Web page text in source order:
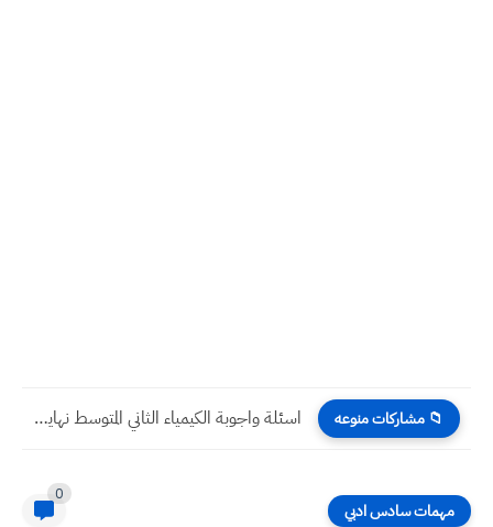
📁 مشاركات منوعه اسئلة واجوبة الكيمياء الثاني المتوسط نهاية السنة 2024
مهمات سادس ادبي
0